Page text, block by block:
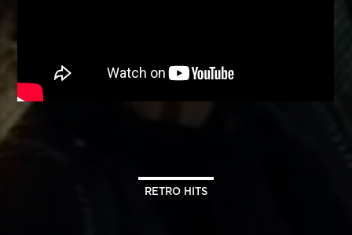
RETRO HITS